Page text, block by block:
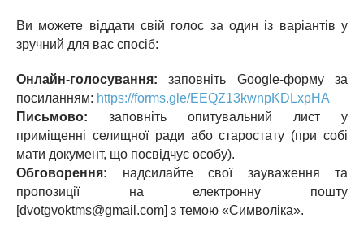
Ви можете віддати свій голос за один із варіантів у
зручний для вас спосіб:
Онлайн-голосування: заповніть Google-форму за
посиланням: https://forms.gle/EEQZ13kwnpKDLxpHA
Письмово: заповніть опитувальний лист у
приміщенні селищної ради або старостату (при собі
мати документ, що посвідчує особу).
Обговорення: надсилайте свої зауваження та
пропозиції на електронну пошту
[dvotgvoktms@gmail.com] з темою «Символіка».